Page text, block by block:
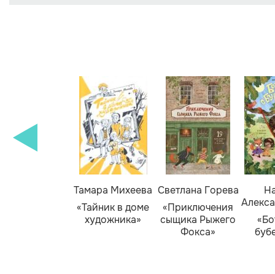
Тамара Михеева
«Тайник в доме
художника»
Светлана Горева
«Приключения
сыщика Рыжего
Фокса»